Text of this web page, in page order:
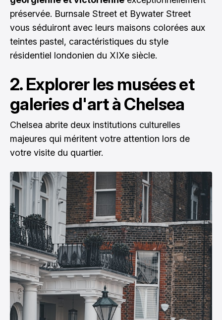
préservée. Burnsale Street et Bywater Street
vous séduiront avec leurs maisons colorées aux
teintes pastel, caractéristiques du style
résidentiel londonien du XIXe siècle.
2. Explorer les musées et
galeries d'art à Chelsea
Chelsea abrite deux institutions culturelles
majeures qui méritent votre attention lors de
votre visite du quartier.